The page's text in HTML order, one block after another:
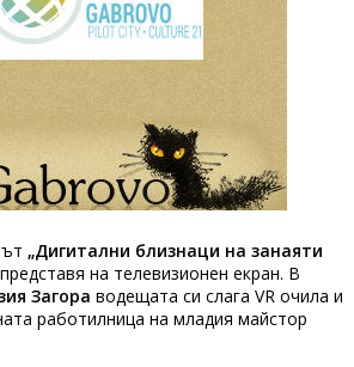
„Дигитални близнаци на занаяти
на телевизионен екран. В
Загора водещата си слага VR очила и
работилница на младия майстор